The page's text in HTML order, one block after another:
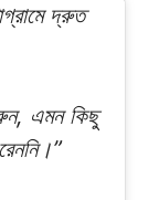
দ্রুত
এমন কিছু